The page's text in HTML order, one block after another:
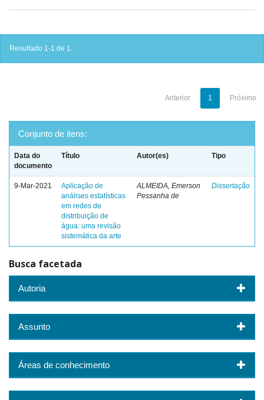
Resultado 1-1 de 1.
Anterior 1 Próximo
Conjunto de itens:
Data do
documento
Título Autor(es) Tipo
9-Mar-2021
Aplicação de
análises estatísticas
em redes de
distribuição de
água: uma revisão
sistemática da arte
ALMEIDA, Emerson
Pessanha de
Dissertação
Busca facetada
Autoria
Assunto
Áreas de conhecimento